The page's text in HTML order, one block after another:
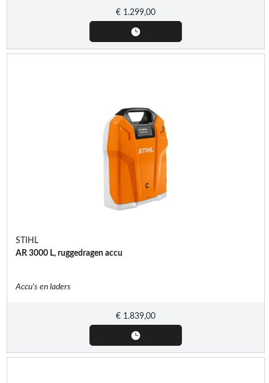
€1.299,00
STIHL
AR 3000 L, ruggedragen accu
Accu's en laders
€1.839,00